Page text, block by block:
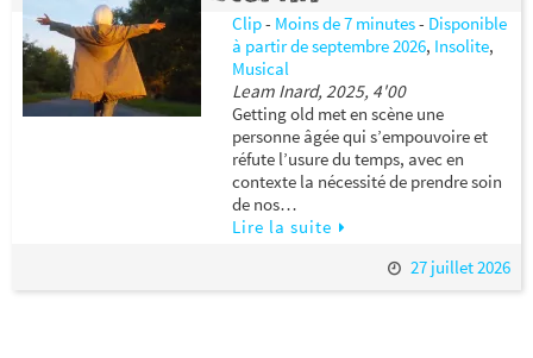
Clip- Moins de 7 minutes- Disponible
à partir de septembre 2026, Insolite,
Musical
Leam Inard, 2025, 4'00
Getting old met en scène une
personne âgée qui s’empouvoire et
réfute l’usure du temps, avec en
contexte la nécessité de prendre soin
de nos…
Lire la suite
27 juillet 2026